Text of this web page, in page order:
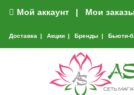
Мой аккаунт Мои заказы
Доставка Акции Бренды Бьюти-